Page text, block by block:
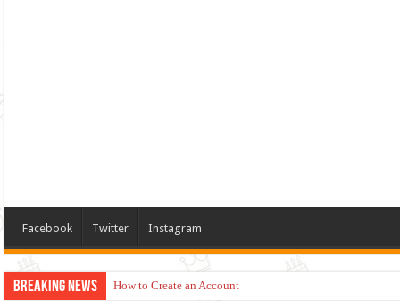
Facebook Twitter Instagram
Breaking News How to Create an Account